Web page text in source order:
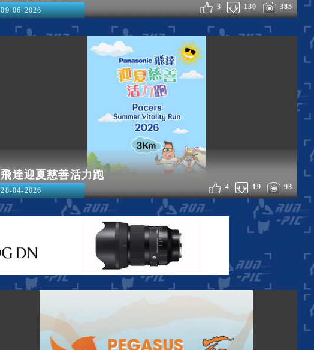
385
130
3
09-06-2026
飛達迎夏慈善活力跑
93
19
4
28-04-2026